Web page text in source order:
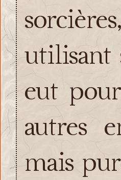
utilisant
eut
autres
mais